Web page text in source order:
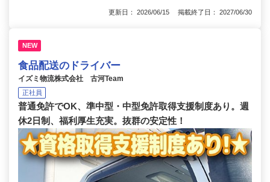
更新日： 2026/06/15 掲載終了日： 2027/06/30
NEW
食品配送のドライバー
イズミ物流株式会社 古河Team
正社員
普通免許でOK、準中型・中型免許取得支援制度あり。週
休2日制、福利厚生充実。抜群の安定性！